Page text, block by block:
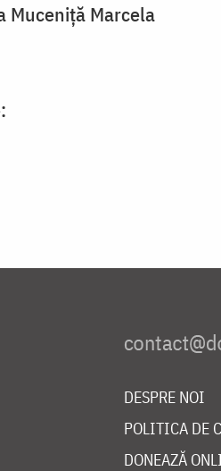
Muceniță Marcela
DESPRE NOI
POLITICA DE
DONEAZĂ